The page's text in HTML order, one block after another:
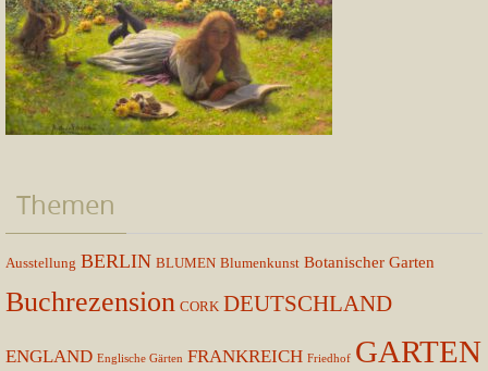
Themen
Ausstellung BERLIN BLUMEN Blumenkunst Botanischer Garten
Buchrezension CORK DEUTSCHLAND
ENGLAND Englische Gärten FRANKREICH Friedhof GARTEN